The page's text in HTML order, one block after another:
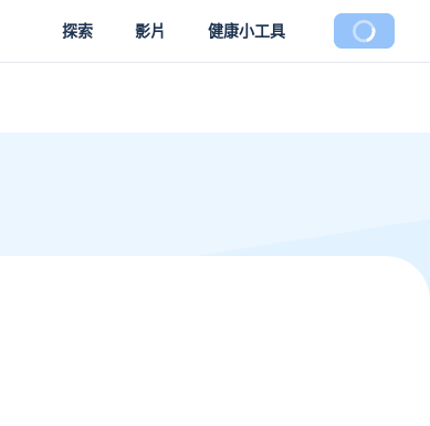
探索 影片 健康小工具